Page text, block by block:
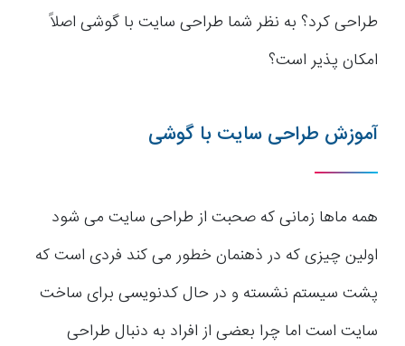
طراحی کرد؟ به نظر شما طراحی سایت با گوشی اصلاً
امکان پذیر است؟
آموزش طراحی سایت با گوشی
همه ماها زمانی که صحبت از طراحی سایت می شود
اولین چیزی که در ذهنمان خطور می کند فردی است که
پشت سیستم نشسته و در حال کدنویسی برای ساخت
سایت است اما چرا بعضی از افراد به دنبال طراحی